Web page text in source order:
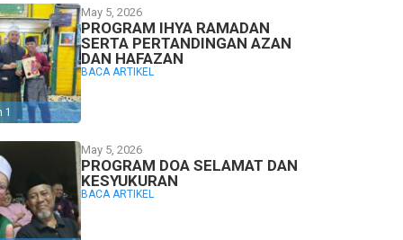
1
May 5, 2026
PROGRAM IHYA RAMADAN
SERTA PERTANDINGAN AZAN
DAN HAFAZAN
BACA ARTIKEL
May 5, 2026
PROGRAM DOA SELAMAT DAN
KESYUKURAN
BACA ARTIKEL